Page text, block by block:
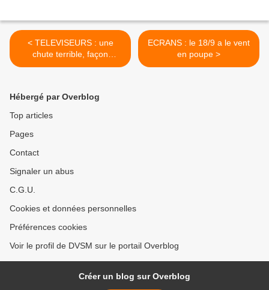
< TELEVISEURS : une
chute terrible, façon
Niagara… Le marché a mal
ECRANS : le 18/9 a le vent
en poupe >
Hébergé par Overblog
Top articles
Pages
Contact
Signaler un abus
C.G.U.
Cookies et données personnelles
Préférences cookies
Voir le profil de DVSM sur le portail Overblog
Créer un blog sur Overblog